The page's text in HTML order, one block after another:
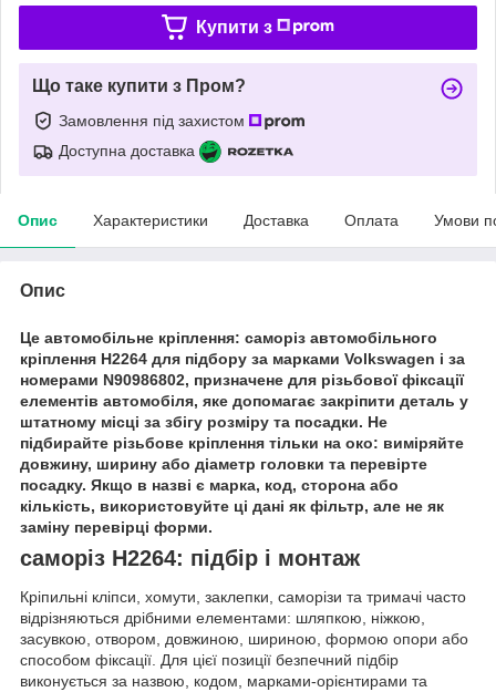
Купити з
Що таке купити з Пром?
Замовлення під захистом
Доступна доставка
Опис Характеристики Доставка Оплата Умови
Опис
Це автомобільне кріплення: саморіз автомобільного
кріплення H2264 для підбору за марками Volkswagen і за
номерами N90986802, призначене для різьбової фіксації
елементів автомобіля, яке допомагає закріпити деталь у
штатному місці за збігу розміру та посадки. Не
підбирайте різьбове кріплення тільки на око: виміряйте
довжину, ширину або діаметр головки та перевірте
посадку. Якщо в назві є марка, код, сторона або
кількість, використовуйте ці дані як фільтр, але не як
заміну перевірці форми.
саморіз H2264: підбір і монтаж
Кріпильні кліпси, хомути, заклепки, саморізи та тримачі часто
відрізняються дрібними елементами: шляпкою, ніжкою,
засувкою, отвором, довжиною, шириною, формою опори або
способом фіксації. Для цієї позиції безпечний підбір
виконується за назвою, кодом, марками-орієнтирами та